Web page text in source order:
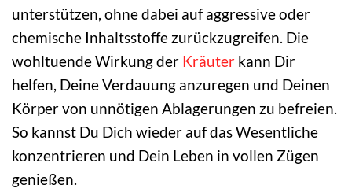
unterstützen, ohne dabei auf aggressive oder
chemische Inhaltsstoffe zurückzugreifen. Die
wohltuende Wirkung der Kräuter kann Dir
helfen, Deine Verdauung anzuregen und Deinen
Körper von unnötigen Ablagerungen zu befreien.
So kannst Du Dich wieder auf das Wesentliche
konzentrieren und Dein Leben in vollen Zügen
genießen.